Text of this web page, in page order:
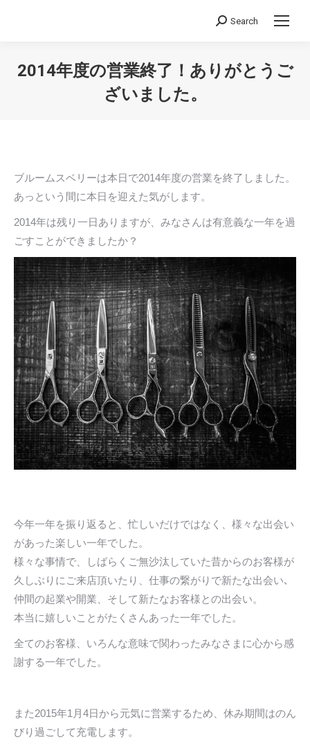
Search:
Search
2014年度の営業終了！ありがとうご
ざいました。
ブルームスベリーは本日で2014年度の営業を終了しました。
あっという間に本日を迎えた気がします。
2014年は残り一日ありますが、みなさんは有意義な一年を過
ごすことができましたか？
今年一年を振り返ると、忙しいだけではなく、様々な出会い
があった楽しい一年でした。
様々な事情で、しばらくご無沙汰していた昔からのお客様が
久しぶりにご来店頂いたり、仕事の繋がりで新たな出会い､
仲間の起業や開業、そして新たなお客様との出会い。
本当に嬉しいことがたくさんあった一年でした。
全てのお客様、いろんな意味で関わったみなさまに心から感
謝する一年でした。
また2015年1月4日から元気に営業するため、休み期間はのん
びり過ごして充電します。